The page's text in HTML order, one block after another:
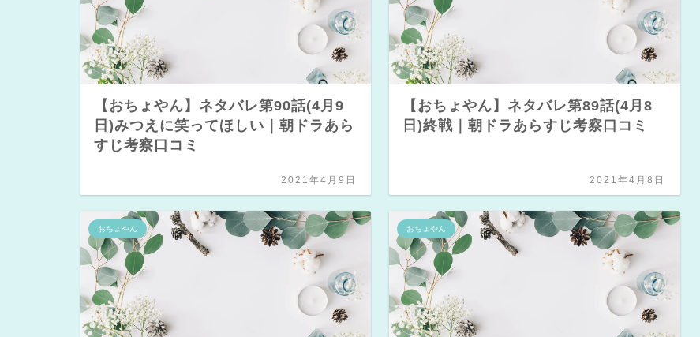
【おちょやん】ネタバレ第90話(4月9
日)みつえに笑ってほしい｜朝ドラあら
すじ考察口コミ
2021年4月9日
【おちょやん】ネタバレ第89話(4月8
日)終戦｜朝ドラあらすじ考察口コミ
2021年4月8日
おちょやん おちょやん